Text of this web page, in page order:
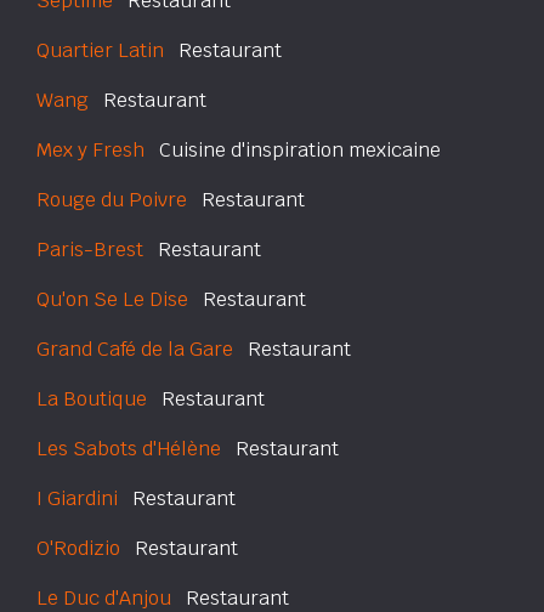
Quartier Latin Restaurant
Wang Restaurant
Mex y Fresh Cuisine d'inspiration mexicaine
Rouge du Poivre Restaurant
Paris-Brest Restaurant
Qu'on Se Le Dise Restaurant
Grand Café de la Gare Restaurant
La Boutique Restaurant
Les Sabots d'Hélène Restaurant
I Giardini Restaurant
O'Rodizio Restaurant
Le Duc d'Anjou Restaurant